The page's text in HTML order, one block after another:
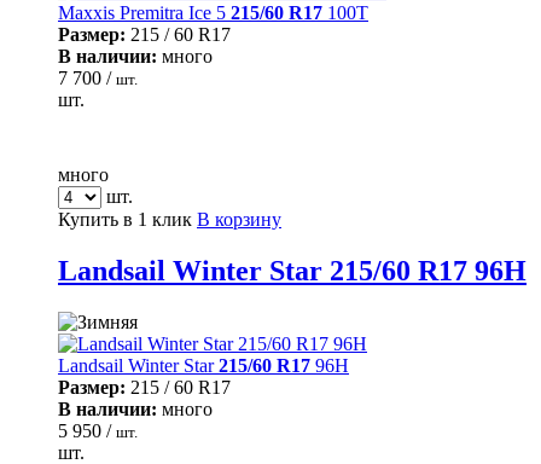
Maxxis Premitra Ice 5 215/60 R17 100T
Размер: 215 / 60 R17
В наличии: много
7 700 / шт.
шт.
много
шт.
Купить в 1 клик В корзину
Landsail Winter Star 215/60 R17 96H
Landsail Winter Star215/60 R17 96H
Размер: 215 / 60 R17
В наличии: много
5 950 / шт.
шт.